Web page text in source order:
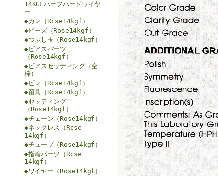
14KGFハーフハードワイヤ
ー
◆カン（Rose14kgf）
◆ビーズ（Rose14kgf）
◆つぶし玉（Rose14kgf）
◆ピアスパーツ
（Rose14kgf）
◆ピアスセッティング（空
枠）
◆ピン（Rose14kgf）
◆留具（Rose14kgf）
◆セッティング
（Rose14kgf）
◆チェーン（Rose14kgf）
◆ネックレス（Rose
14kgf）
◆チューブ（Rose14kgf）
◆指輪パーツ（Rose
14kgf）
◆ワイヤー（Rose14kgf）